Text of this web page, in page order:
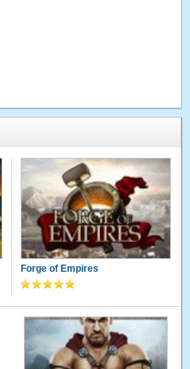
Forge of Empires